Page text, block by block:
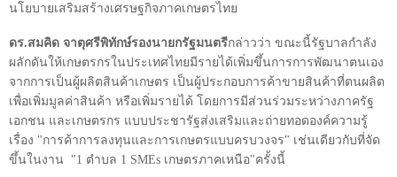
นโยบายเสริมสร้างเศรษฐกิจภาคเกษตรไทย
ดร.สมคิด จาตุศรีพิทักษ์รองนายกรัฐมนตรีกล่าวว่า ขณะนี้รัฐบาลกำลัง
ผลักดันให้เกษตรกรในประเทศไทยมีรายได้เพิ่มขึ้นการการพัฒนาตนเอง
จากการเป็นผู้ผลิตสินค้าเกษตร เป็นผู้ประกอบการค้าขายสินค้าที่ตนผลิต
เพื่อเพิ่มมูลค่าสินค้า หรือเพิ่มรายได้ โดยการมีส่วนร่วมระหว่างภาครัฐ
เอกชน และเกษตรกร แบบประชารัฐส่งเสริมและถ่ายทอดองค์ความรู้
เรื่อง "การค้าการลงทุนและการเกษตรแบบครบวงจร" เช่นเดียวกับที่จัด
ขึ้นในงาน "1 ตำบล 1 SMEs เกษตรภาคเหนือ"ครั้งนี้